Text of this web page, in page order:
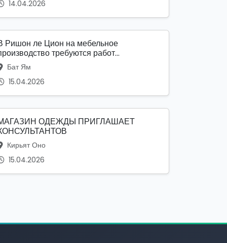
14.04.2026
Ришон ле Цион на мебельное
требуются работ...
Бат Ям
15.04.2026
ОДЕЖДЫ ПРИГЛАШАЕТ
Кирьят Оно
15.04.2026